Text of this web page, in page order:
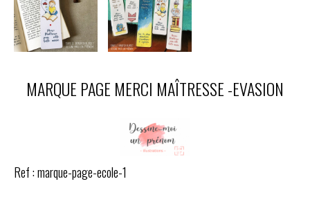
MARQUE PAGE MERCI MAÎTRESSE -EVASION
Ref :marque-page-ecole-1